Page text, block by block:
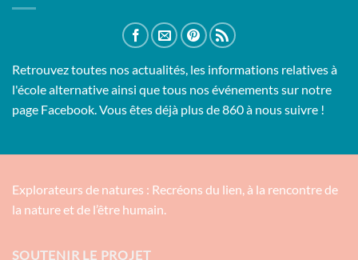
Retrouvez toutes nos actualités, les informations relatives à
l'école alternative ainsi que tous nos événements sur notre
page Facebook. Vous êtes déjà plus de 860 à nous suivre !
Explorateurs de natures : Recréons du lien, à la rencontre de
la nature et de l’être humain.
SOUTENIR LE PROJET